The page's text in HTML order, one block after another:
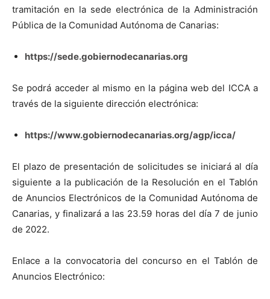
tramitación en la sede electrónica de la Administración
Pública de la Comunidad Autónoma de Canarias:
https://sede.gobiernodecanarias.org
Se podrá acceder al mismo en la página web del ICCA a
través de la siguiente dirección electrónica:
https://www.gobiernodecanarias.org/agp/icca/
El plazo de presentación de solicitudes se iniciará al día
siguiente a la publicación de la Resolución en el Tablón
de Anuncios Electrónicos de la Comunidad Autónoma de
Canarias, y finalizará a las 23.59 horas del día 7 de junio
de 2022.
Enlace a la convocatoria del concurso en el Tablón de
Anuncios Electrónico: